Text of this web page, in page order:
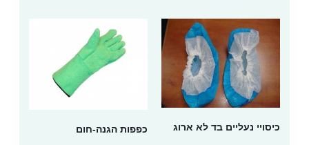
כיסויי נעליים בד לא ארוג כפפות הגנה-חום